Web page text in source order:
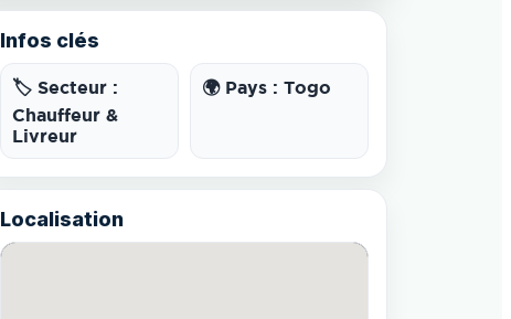
Infos clés
🏷️ Secteur :
Chauffeur &
Livreur
🌍 Pays : Togo
Localisation